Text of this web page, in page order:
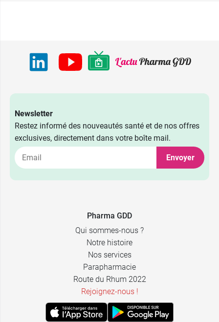
Newsletter
Restez informé des nouveautés santé et de nos offres
exclusives, directement dans votre boîte mail.
Envoyer
Pharma GDD
Qui sommes-nous ?
Notre histoire
Nos services
Parapharmacie
Route du Rhum 2022
Rejoignez-nous !